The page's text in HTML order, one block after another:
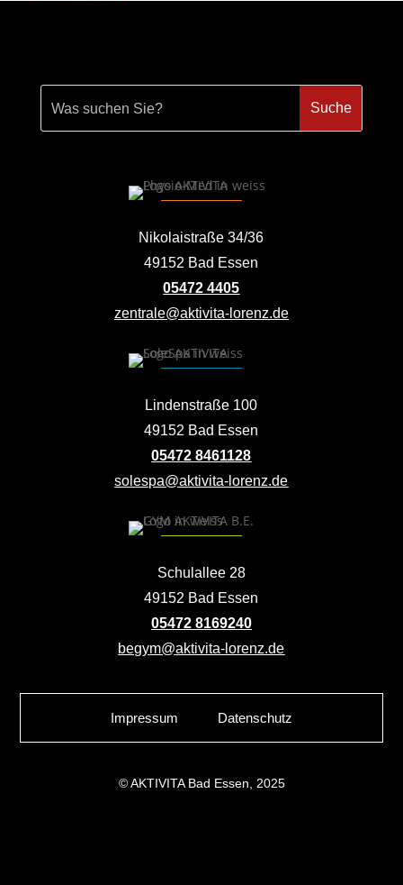
Nikolaistraße 34/36
49152 Bad Essen
05472 4405
zentrale@aktivita-lorenz.de
Lindenstraße 100
49152 Bad Essen
05472 8461128
solespa@aktivita-lorenz.de
Schulallee 28
49152 Bad Essen
05472 8169240
begym@aktivita-lorenz.de
Impressum Datenschutz
© AKTIVITA Bad Essen, 2025